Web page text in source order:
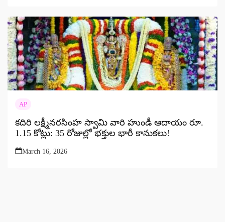
AP
కదిరి లక్ష్మీనరసింహ స్వామి వారి హుండీ ఆదాయం రూ.
1.15 కోట్లు: 35 రోజుల్లో భక్తుల భారీ కానుకలు!
March 16, 2026